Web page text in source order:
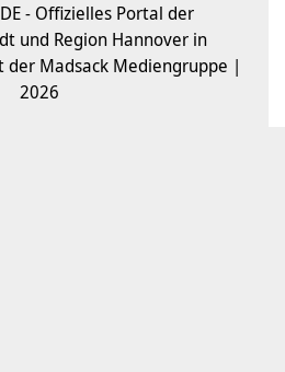
- Offizielles Portal der
und Region Hannover in
Madsack Mediengruppe |
2026